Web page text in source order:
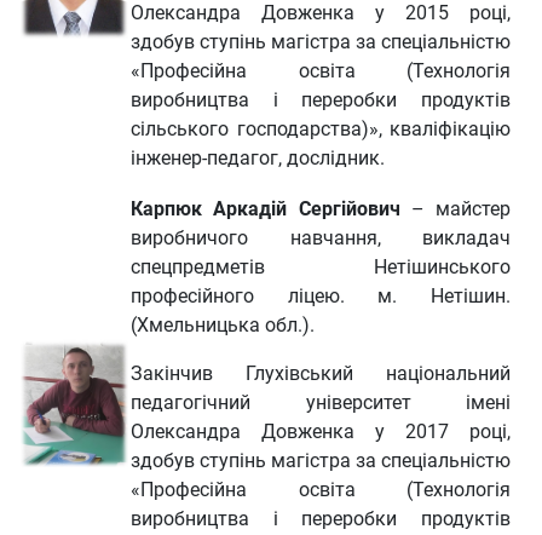
Олександра Довженка у 2015 році,
здобув ступінь магістра за спеціальністю
«Професійна освіта (Технологія
виробництва і переробки продуктів
сільського господарства)», кваліфікацію
інженер-педагог, дослідник.
Карпюк Аркадій Сергійович – майстер
виробничого навчання, викладач
спецпредметів Нетішинського
професійного ліцею. м. Нетішин.
(Хмельницька обл.).
Закінчив Глухівський національний
педагогічний університет імені
Олександра Довженка у 2017 році,
здобув ступінь магістра за спеціальністю
«Професійна освіта (Технологія
виробництва і переробки продуктів